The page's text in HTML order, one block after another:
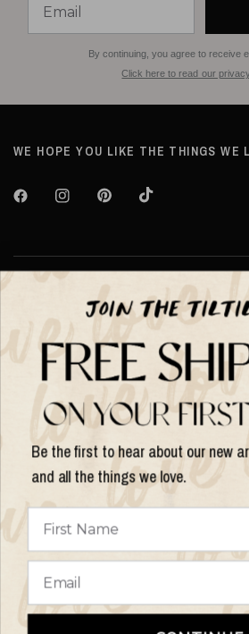
By continuing, you agree to receive
Click here to read our
WE HOPE YOU LIKE THE THINGS WE
Over TILTIL
Help
Shop op
bijwerken
© 2026 Things I Like Things I Love, All rights
Be the first to hear about our new
and all the things we love.